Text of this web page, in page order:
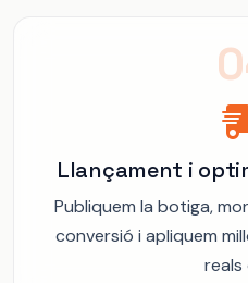
Llançament i
Publiquem la botiga,
conversió i apliquem
reals